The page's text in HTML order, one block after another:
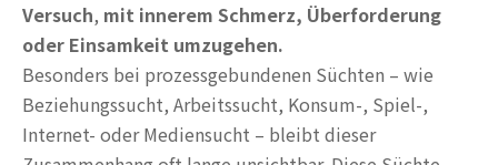
Versuch, mit innerem Schmerz, Überforderung
oder Einsamkeit umzugehen.
Besonders bei prozessgebundenen Süchten – wie
Beziehungssucht, Arbeitssucht, Konsum-, Spiel-,
Internet- oder Mediensucht – bleibt dieser